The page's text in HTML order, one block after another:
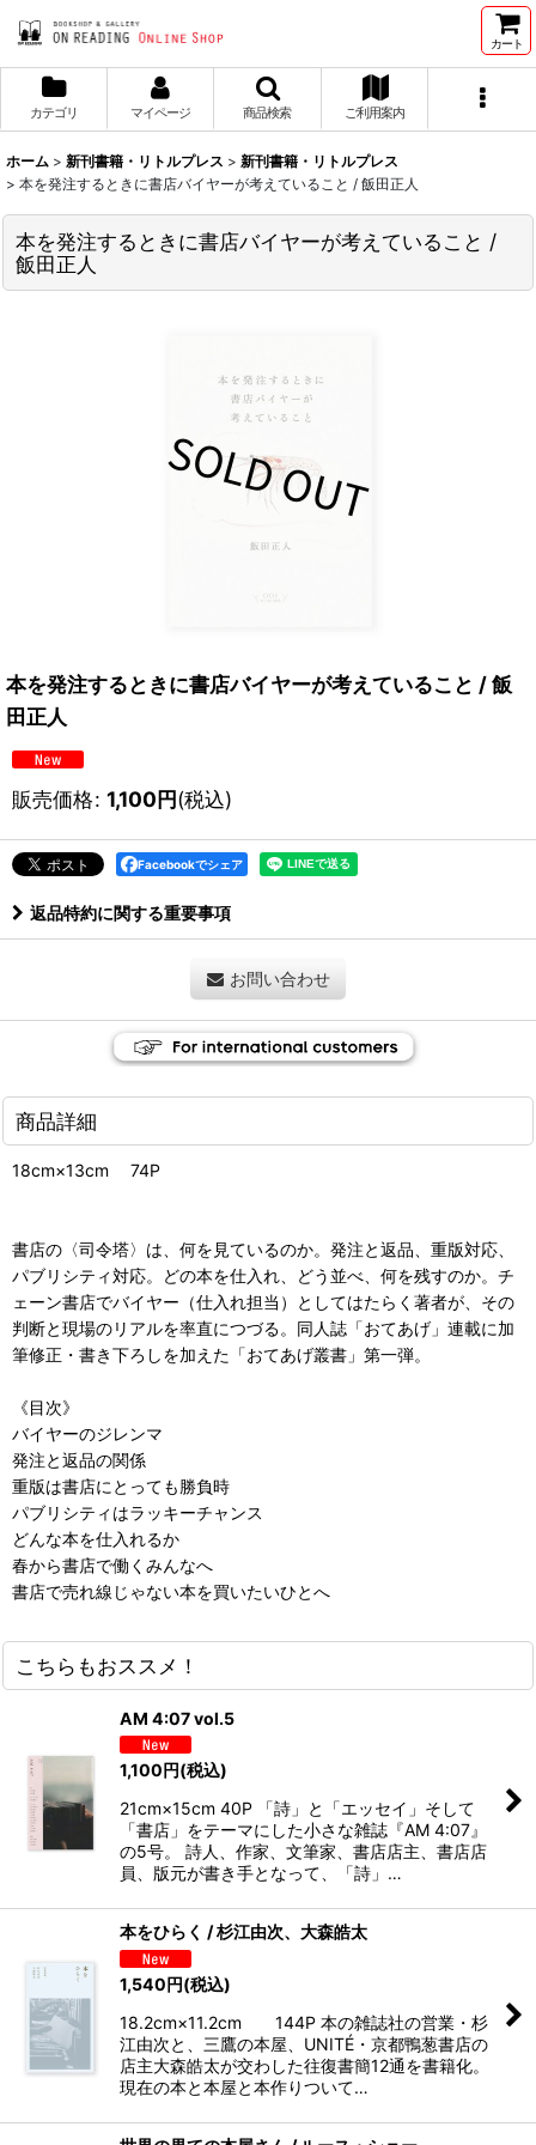
カート
カテゴリ マイページ 商品検索 ご利用案内
ホーム > 新刊書籍・リトルプレス > 新刊書籍・リトルプレス
> 本を発注するときに書店バイヤーが考えていること / 飯田正人
本を発注するときに書店バイヤーが考えていること /
飯田正人
本を発注するときに書店バイヤーが考えていること / 飯
田正人
販売価格: 1,100円(税込)
Facebookでシェア
返品特約に関する重要事項
お問い合わせ
商品詳細
18cm×13cm 74P
書店の〈司令塔〉は、何を見ているのか。発注と返品、重版対応、
パブリシティ対応。どの本を仕入れ、どう並べ、何を残すのか。チ
ェーン書店でバイヤー（仕入れ担当）としてはたらく著者が、その
判断と現場のリアルを率直につづる。同人誌「おてあげ」連載に加
筆修正・書き下ろしを加えた「おてあげ叢書」第一弾。
《目次》
バイヤーのジレンマ
発注と返品の関係
重版は書店にとっても勝負時
パブリシティはラッキーチャンス
どんな本を仕入れるか
春から書店で働くみんなへ
書店で売れ線じゃない本を買いたいひとへ
こちらもおススメ！
AM 4:07 vol.5
1,100円(税込)
21cm×15cm 40P 「詩」と「エッセイ」そして
「書店」をテーマにした小さな雑誌『AM 4:07』
の5号。 詩人、作家、文筆家、書店店主、書店店
員、版元が書き手となって、「詩」…
本をひらく / 杉江由次、大森皓太
1,540円(税込)
18.2cm×11.2cm 144P 本の雑誌社の営業・杉
江由次と、三鷹の本屋、UNITÉ・京都鴨葱書店の
店主大森皓太が交わした往復書簡12通を書籍化。
現在の本と本屋と本作りついて…